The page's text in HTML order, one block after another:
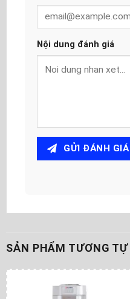
Nội dung đánh giá
GỬI ĐÁNH GIÁ
SẢN PHẨM TƯƠNG TỰ